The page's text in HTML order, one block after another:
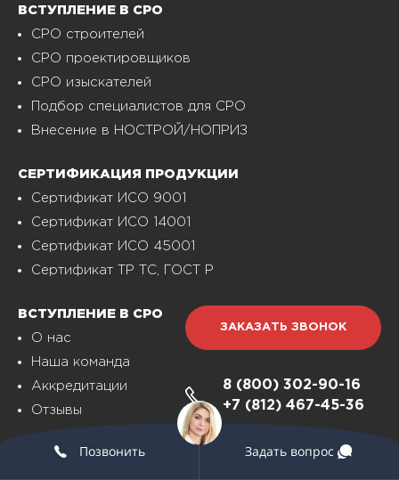
ВСТУПЛЕНИЕ В СРО
СРО строителей
СРО проектировщиков
СРО изыскателей
Подбор специалистов для СРО
Внесение в НОСТРОЙ/НОПРИЗ
СЕРТИФИКАЦИЯ ПРОДУКЦИИ
Сертификат ИСО 9001
Сертификат ИСО 14001
Сертификат ИСО 45001
Сертификат ТР ТС, ГОСТ Р
ВСТУПЛЕНИЕ В СРО
О нас
Наша команда
Аккредитации
Отзывы
ЗАКАЗАТЬ ЗВОНОК
8 (800) 302-90-16
+7 (812) 467-45-36
Позвонить Задать вопрос